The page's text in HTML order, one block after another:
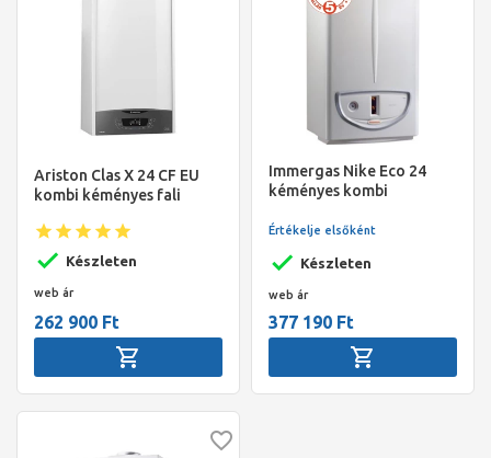
Ariston Clas X 24 CF EU
kombi kéményes fali
Készleten
web ár
262 900 Ft
Immergas Nike Eco 24
kéményes kombi
Készleten
Értékelje elsőként
web ár
377 190 Ft